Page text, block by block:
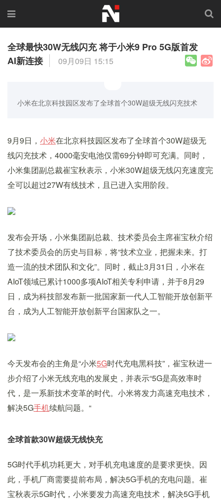
全球最快30W无线闪充 将于小米9 Pro 5G版首发
AI新连接
09月09日 15:15
小米在北京科技园区发布了全球首个30W超级无线闪充技术
9月9日， 小米在北京科技园区发布了全球首个30W超级无
线闪充技术，4000毫安电池仅需69分钟即可充满。同时，
小米集团副总裁崔宝秋表示，小米30W超级无线闪充速度完
全可以超过27W有线技术，且已进入实用阶段。
发布会开场，小米集团副总裁、技术委员会主席崔宝秋介绍
了技术委员会的历史与目标，将“技术立业，把握未来。打
造一流的技术团队和文化”。同时，截止3月31日，小米在
AIoT领域已累计1000多项AIoT相关专利申请，并于8月29
日，成为科技部发布新一批国家新一代人工智能开放创新平
台，成为人工智能开放创新平台国家队之一。
今天发布会的主角是“小米5G时代充电黑科技”，崔宝秋进一
步介绍了小米无线充电的发展史，并表示“5G是高效率时
代，是一系新技术变革的时代。小米将发力高速充电技术，
解决5G手机续航问题。“
全球首款30W超级无线快充
5G时代手机功耗更大，对手机充电速度的是要求更快。因
此，手机厂商需要提前布局，解决5G手机的充电问题。崔
宝秋表示5G时代，小米要发力高速充电技术，解决5G手机